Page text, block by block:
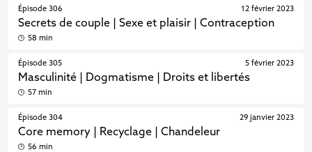
Épisode 306
Secrets de couple | Sexe et plaisir | Contraception
12 février 2023
58 min
Épisode 305
Masculinité | Dogmatisme | Droits et libertés
5 février 2023
57 min
Épisode 304
Core memory | Recyclage | Chandeleur
29 janvier 2023
56 min